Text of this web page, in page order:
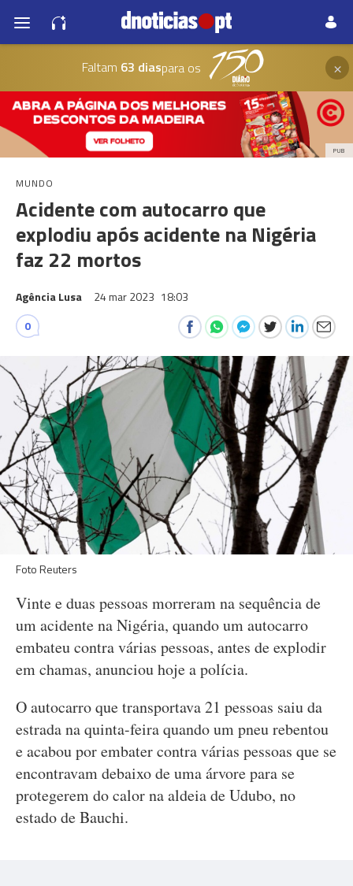
Faltam 63 diaspara os ×
PUB
MUNDO
Acidente com autocarro que
explodiu após acidente na Nigéria
faz 22 mortos
Agência Lusa 24 mar 2023 18:03
0
Foto Reuters
Vinte e duas pessoas morreram na sequência de
um acidente na Nigéria, quando um autocarro
embateu contra várias pessoas, antes de explodir
em chamas, anunciou hoje a polícia.
O autocarro que transportava 21 pessoas saiu da
estrada na quinta-feira quando um pneu rebentou
e acabou por embater contra várias pessoas que se
encontravam debaixo de uma árvore para se
protegerem do calor na aldeia de Udubo, no
estado de Bauchi.